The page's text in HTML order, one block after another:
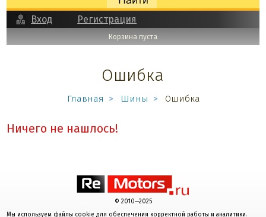
Вход Регистрация
Корзина пуста
Ошибка
Главная Шины Ошибка
Ничего не нашлось!
© 2010—2025
Мы используем файлы cookie для обеспечения корректной работы и аналитики.